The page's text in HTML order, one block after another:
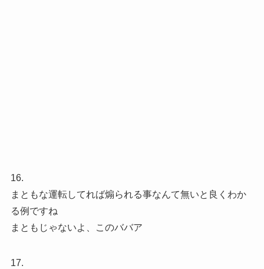
16.
まともな運転してれば煽られる事なんて無いと良くわか
る例ですね
まともじゃないよ、このババア
17.